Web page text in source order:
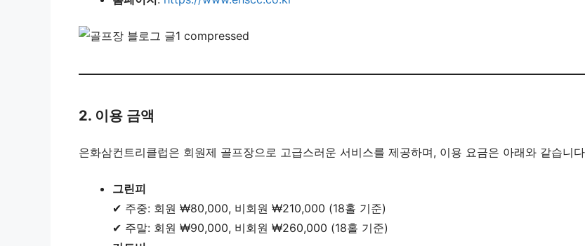
2. 이용 금액
은화삼컨트리클럽은 회원제 골프장으로 고급스러운 서비스를 제공하며, 이용 요금은 아래와 같습니
그린피
✔ 주중: 회원 ₩80,000, 비회원 ₩210,000 (18홀 기준)
✔ 주말: 회원 ₩90,000, 비회원 ₩260,000 (18홀 기준)